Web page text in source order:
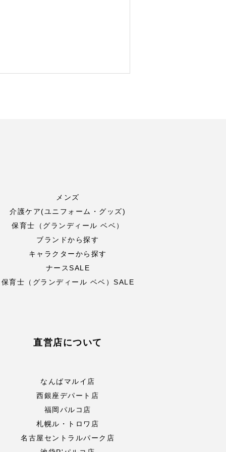
メンズ
介護ケア(ユニフォーム・グッズ)
保育士（グランディール ベベ）
ブランドから探す
キャラクターから探す
ナースSALE
保育士（グランディール ベベ）SALE
直営店について
なんばマルイ店
西銀座デパート店
福岡パルコ店
札幌ル・トロワ店
名古屋セントラルパーク店